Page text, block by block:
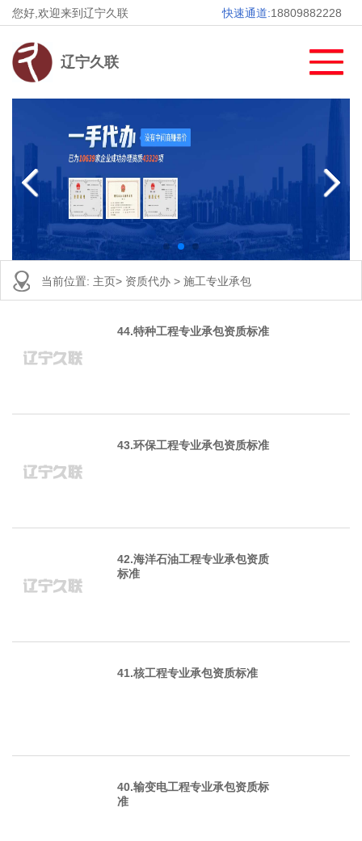
您好,欢迎来到辽宁久联 快速通道:18809882228
辽宁久联
当前位置: 主页> 资质代办 > 施工专业承包
44.特种工程专业承包资质标准
43.环保工程专业承包资质标准
42.海洋石油工程专业承包资质
标准
41.核工程专业承包资质标准
40.输变电工程专业承包资质标
准